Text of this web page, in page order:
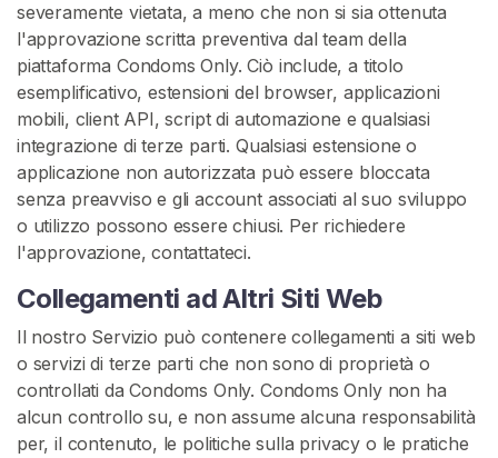
severamente vietata, a meno che non si sia ottenuta
l'approvazione scritta preventiva dal team della
piattaforma Condoms Only. Ciò include, a titolo
esemplificativo, estensioni del browser, applicazioni
mobili, client API, script di automazione e qualsiasi
integrazione di terze parti. Qualsiasi estensione o
applicazione non autorizzata può essere bloccata
senza preavviso e gli account associati al suo sviluppo
o utilizzo possono essere chiusi. Per richiedere
l'approvazione, contattateci.
Collegamenti ad Altri Siti Web
Il nostro Servizio può contenere collegamenti a siti web
o servizi di terze parti che non sono di proprietà o
controllati da Condoms Only. Condoms Only non ha
alcun controllo su, e non assume alcuna responsabilità
per, il contenuto, le politiche sulla privacy o le pratiche